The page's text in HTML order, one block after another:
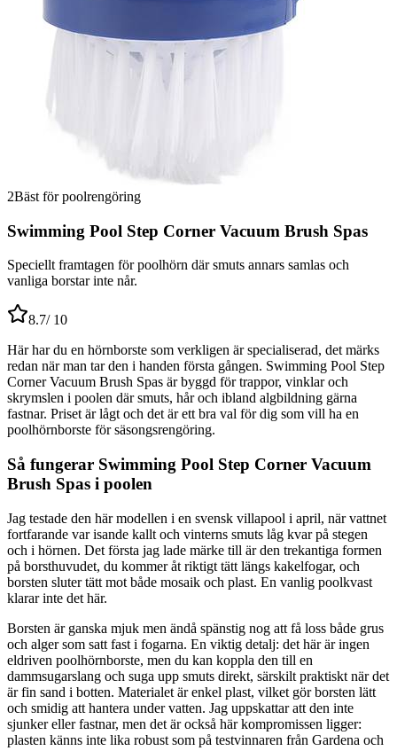
2Bäst för poolrengöring
Swimming Pool Step Corner Vacuum Brush Spas
Speciellt framtagen för poolhörn där smuts annars samlas och
vanliga borstar inte når.
8.7/ 10
Här har du en hörnborste som verkligen är specialiserad, det märks
redan när man tar den i handen första gången. Swimming Pool Step
Corner Vacuum Brush Spas är byggd för trappor, vinklar och
skrymslen i poolen där smuts, hår och ibland algbildning gärna
fastnar. Priset är lågt och det är ett bra val för dig som vill ha en
poolhörnborste för säsongsrengöring.
Så fungerar Swimming Pool Step Corner Vacuum
Brush Spas i poolen
Jag testade den här modellen i en svensk villapool i april, när vattnet
fortfarande var isande kallt och vinterns smuts låg kvar på stegen
och i hörnen. Det första jag lade märke till är den trekantiga formen
på borsthuvudet, du kommer åt riktigt tätt längs kakelfogar, och
borsten sluter tätt mot både mosaik och plast. En vanlig poolkvast
klarar inte det här.
Borsten är ganska mjuk men ändå spänstig nog att få loss både grus
och alger som satt fast i fogarna. En viktig detalj: det här är ingen
eldriven poolhörnborste, men du kan koppla den till en
dammsugarslang och suga upp smuts direkt, särskilt praktiskt när det
är fin sand i botten. Materialet är enkel plast, vilket gör borsten lätt
och smidig att hantera under vatten. Jag uppskattar att den inte
sjunker eller fastnar, men det är också här kompromissen ligger:
plasten känns inte lika robust som på testvinnaren från Gardena och